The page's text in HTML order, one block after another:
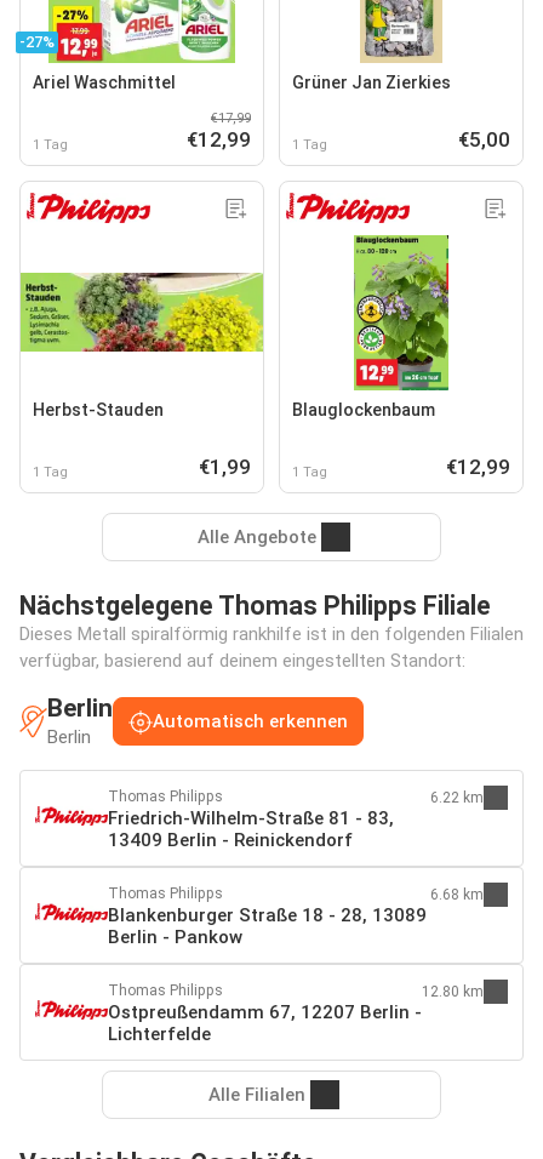
-27%
Ariel Waschmittel
1 Tag
€17,99
€12,99
Grüner Jan Zierkies
1 Tag €5,00
Herbst-Stauden
1 Tag €1,99
Blauglockenbaum
1 Tag €12,99
Alle Angebote
Nächstgelegene Thomas Philipps Filiale
Dieses Metall spiralförmig rankhilfe ist in den folgenden Filialen
verfügbar, basierend auf deinem eingestellten Standort:
Berlin
Berlin
Automatisch erkennen
Thomas Philipps
Friedrich-Wilhelm-Straße 81 - 83,
13409 Berlin - Reinickendorf
6.22 km
Thomas Philipps
Blankenburger Straße 18 - 28, 13089
Berlin - Pankow
6.68 km
Thomas Philipps
Ostpreußendamm 67, 12207 Berlin -
Lichterfelde
12.80 km
Alle Filialen